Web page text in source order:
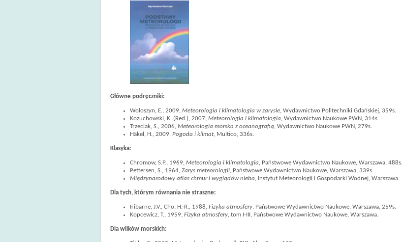
Główne podręczniki:
Wołoszyn, E., 2009, Meteorologia i klimatologia w zarysie, Wydawnictwo Politechniki Gdańskiej, 359s.
Kożuchowski, K. (Red.), 2007, Meteorologia i klimatologia, Wydawnictwo Naukowe PWN, 314s.
Trzeciak, S., 2006, Meteorologia morska z oceanografią, Wydawnictwo Naukowe PWN, 279s.
Häkel, H., 2009, Pogoda i klimat, Multico, 336s.
Klasyka:
Chromow, S.P., 1969, Meteorologia i klimatologia, Państwowe Wydawnictwo Naukowe, Warszawa, 488s.
Pettersen, S., 1964, Zarys meteorologii, Państwowe Wydawnictwo Naukowe, Warszawa, 339s.
Międzynarodowy atlas chmur i wyglądów nieba, Instytut Meteorologii i Gospodarki Wodnej, Warszawa.
Dla tych, którym równania nie straszne:
Iribarne, J.V., Cho, H.-R., 1988, Fizyka atmosfery, Państwowe Wydawnictwo Naukowe, Warszawa, 259s.
Kopcewicz, T., 1959, Fizyka atmosfery, tom I-III, Państwowe Wydawnictwo Naukowe, Warszawa.
Dla wilków morskich: